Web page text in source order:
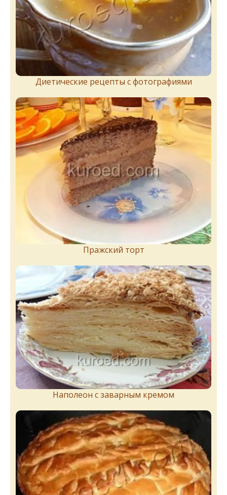
Диетические рецепты с фотографиями
Пражский торт
Наполеон с заварным кремом